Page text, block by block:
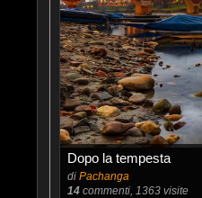
Dopo la tempesta
di Pachanga
14commenti, 1363 visite